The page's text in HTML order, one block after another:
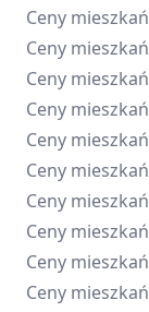
Ceny mieszkań
Ceny mieszkań
Ceny mieszkań
Ceny mieszkań
Ceny mieszkań
Ceny mieszkań
Ceny mieszkań
Ceny mieszkań
Ceny mieszkań
Ceny mieszkań